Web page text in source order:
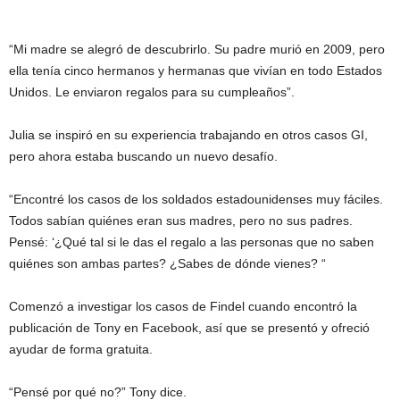
“Mi madre se alegró de descubrirlo. Su padre murió en 2009, pero
ella tenía cinco hermanos y hermanas que vivían en todo Estados
Unidos. Le enviaron regalos para su cumpleaños”.
Julia se inspiró en su experiencia trabajando en otros casos GI,
pero ahora estaba buscando un nuevo desafío.
“Encontré los casos de los soldados estadounidenses muy fáciles.
Todos sabían quiénes eran sus madres, pero no sus padres.
Pensé: ‘¿Qué tal si le das el regalo a las personas que no saben
quiénes son ambas partes? ¿Sabes de dónde vienes? “
Comenzó a investigar los casos de Findel cuando encontró la
publicación de Tony en Facebook, así que se presentó y ofreció
ayudar de forma gratuita.
“Pensé por qué no?” Tony dice.